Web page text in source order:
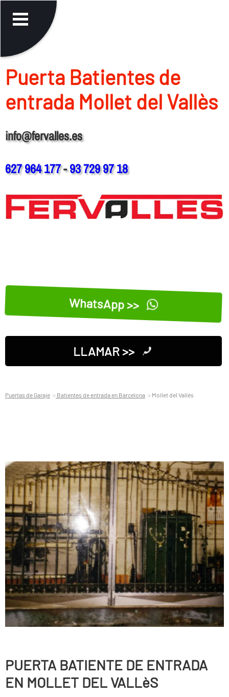
Puerta Batientes de
entrada Mollet del Vallès
info@fervalles.es
627 964 177-93 729 97 18
WhatsApp >>
LLAMAR >>
Puertas de Garaje Batientes de entrada en Barcelona Mollet del Vallès
PUERTA BATIENTE DE ENTRADA
EN MOLLET DEL VALLèS